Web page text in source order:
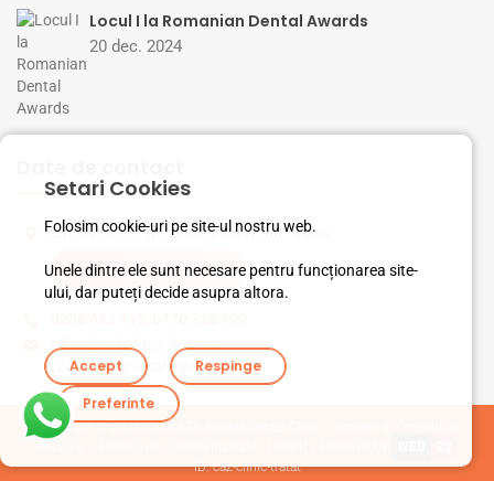
Setari Cookies
Folosim cookie-uri pe site-ul nostru web.
Unele dintre ele sunt necesare pentru funcționarea site-
ului, dar puteți decide asupra altora.
Accept
Respinge
Preferinte
Locul I la Romanian Dental Awards
20 dec. 2024
Linistii Street, No.5, Mosnita Noua - Timis
Vezi pe harta Google
office@drbaldeaclinic.ro
(24/7 Programari online)
Copyright © 2026Clinica Dr. Baldea Dental Clinic - Termeni si Conditii de
ID: caz-clinic-tratat